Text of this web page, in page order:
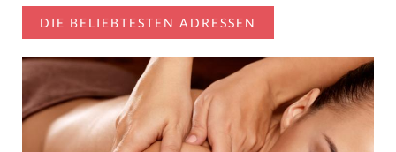
DIE BELIEBTESTEN ADRESSEN